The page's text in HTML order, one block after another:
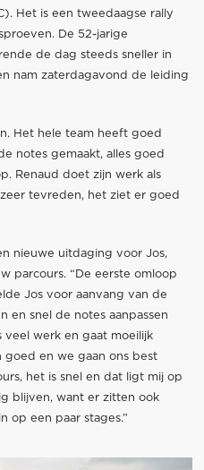
Het is een tweedaagse rally
De 52-jarige
de dag steeds sneller in
nam zaterdagavond de leiding
Het hele team heeft goed
notes gemaakt, alles goed
Renaud doet zijn werk als
tevreden, het ziet er goed
nieuwe uitdaging voor Jos,
parcours. “De eerste omloop
Jos voor aanvang van de
en snel de notes aanpassen
werk en gaat moeilijk
en we gaan ons best
het is snel en dat ligt mij op
blijven, want er zitten ook
op een paar stages.”